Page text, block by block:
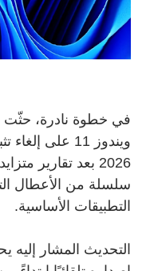
في خطوة نادرة،
ويندوز 11 على
2026 بعد تقارير
سلسلة من الأعطال
التطبيقات الأساسية.